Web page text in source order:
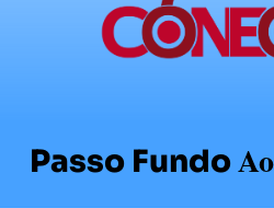
Passo Fundo